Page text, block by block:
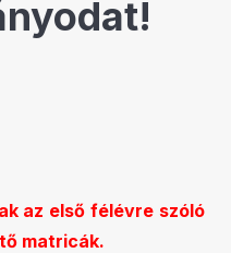
az első félévre szóló
matricák.